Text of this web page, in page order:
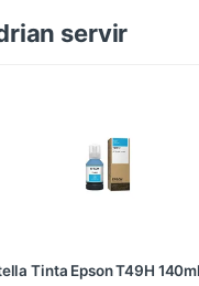
servir
Tinta Epson T49H